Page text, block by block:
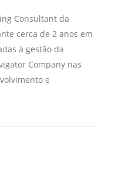
Consultant da
cerca de 2 anos em
à gestão da
Company nas
e